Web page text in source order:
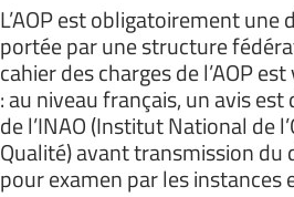
L’AOP est obligatoirement
portée par une structure
cahier des charges de l’AOP
: au niveau français, un avis
de l’INAO (Institut National de
Qualité) avant transmission du
pour examen par les instances